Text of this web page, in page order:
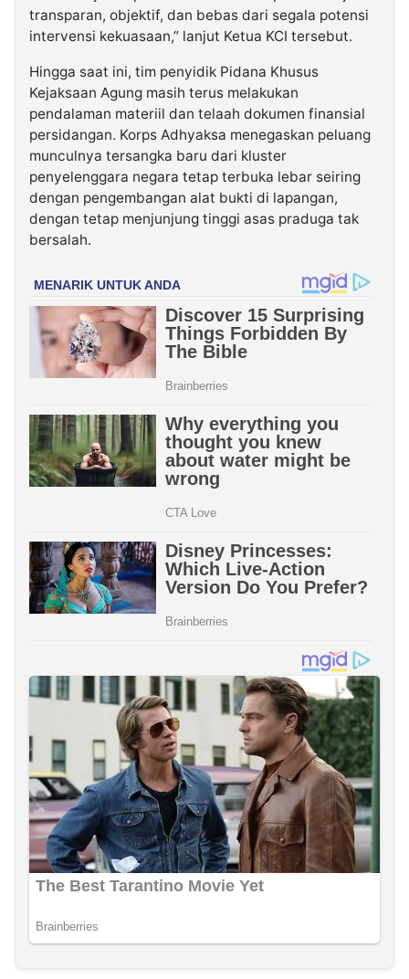
transparan, objektif, dan bebas dari segala potensi
intervensi kekuasaan,” lanjut Ketua KCI tersebut.
Hingga saat ini, tim penyidik Pidana Khusus
Kejaksaan Agung masih terus melakukan
pendalaman materiil dan telaah dokumen finansial
persidangan. Korps Adhyaksa menegaskan peluang
munculnya tersangka baru dari kluster
penyelenggara negara tetap terbuka lebar seiring
dengan pengembangan alat bukti di lapangan,
dengan tetap menjunjung tinggi asas praduga tak
bersalah.